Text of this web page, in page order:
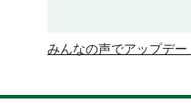
みんなの声でアップデー